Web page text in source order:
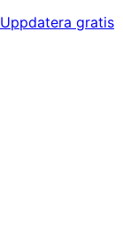
Uppdatera gratis